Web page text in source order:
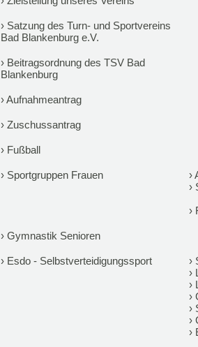
› Satzung des Turn- und Sportvereins
Bad Blankenburg e.V.
› Beitragsordnung des TSV Bad
Blankenburg
›Aufnahmeantrag
› Zuschussantrag
› Fußball
› Sportgruppen Frauen ›
›
›
› Gymnastik Senioren
› Esdo - Selbstverteidigungssport ›
›
›
›
›
›
›